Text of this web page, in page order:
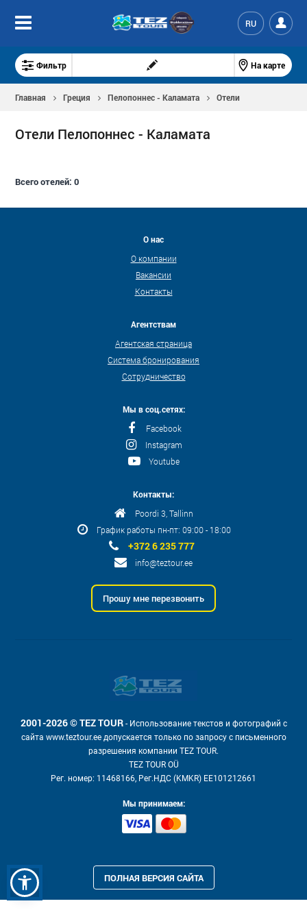
RU
Фильтр На карте
Главная Греция Пелопоннес - Каламата Отели
Отели Пелопоннес - Каламата
Всего отелей:0
О нас
О компании
Вакансии
Контакты
Агентствам
Агентская страница
Система бронирования
Сотрудничество
Мы в соц.сетях:
Facebook
Instagram
Youtube
Контакты:
Poordi 3, Tallinn
График работы пн-пт: 09:00 - 18:00
+372 6 235 777
info@teztour.ee
Прошу мне перезвонить
2001-2026 © TEZ TOUR- Использование текстов и фотографий с
сайта www.teztour.ee допускается только по запросу с письменного
разрешения компании TEZ TOUR.
TEZ TOUR OÜ
Рег. номер: 11468166, Рег.НДС (KMKR) EE101212661
Мы принимаем:
ПОЛНАЯ ВЕРСИЯ САЙТА